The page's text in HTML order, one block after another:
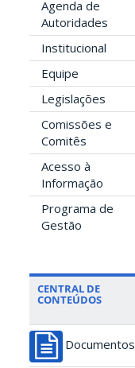
Agenda de
Autoridades
Institucional
Equipe
Legislações
Comissões e
Comitês
Acesso à
Informação
Programa de
Gestão
CENTRAL DE
CONTEÚDOS
Documentos